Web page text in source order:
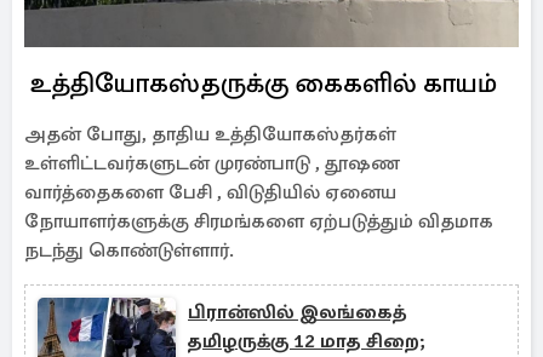
உத்தியோகஸ்தருக்கு கைகளில் காயம்
அதன் போது, தாதிய உத்தியோகஸ்தர்கள்
உள்ளிட்டவர்களுடன் முரண்பாடு , தூஷண
வார்த்தைகளை பேசி , விடுதியில் ஏனைய
நோயாளர்களுக்கு சிரமங்களை ஏற்படுத்தும் விதமாக
நடந்து கொண்டுள்ளார்.
பிரான்ஸில் இலங்கைத்
தமிழருக்கு 12 மாத சிறை;